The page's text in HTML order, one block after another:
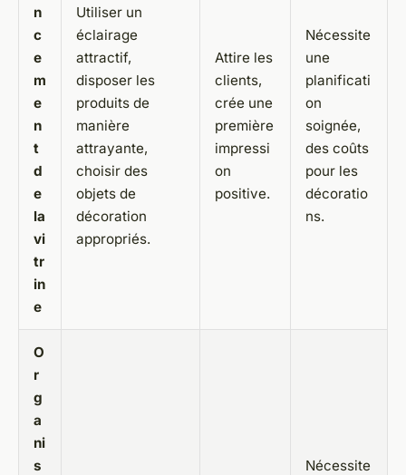
n
c
e
m
e
n
t
d
e
la
vi
tr
in
e
Utiliser un
éclairage
attractif,
disposer les
produits de
manière
attrayante,
choisir des
objets de
décoration
appropriés.
Attire les
clients,
crée une
première
impressi
on
positive.
Nécessite
une
planificati
on
soignée,
des coûts
pour les
décoratio
ns.
O
r
g
a
ni
s
Nécessite